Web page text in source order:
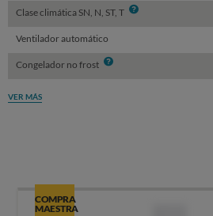
Clase climática SN, N, ST, T Info
Ventilador automático
Congelador no frost Info
VER MÁS
COMPRA
MAESTRA